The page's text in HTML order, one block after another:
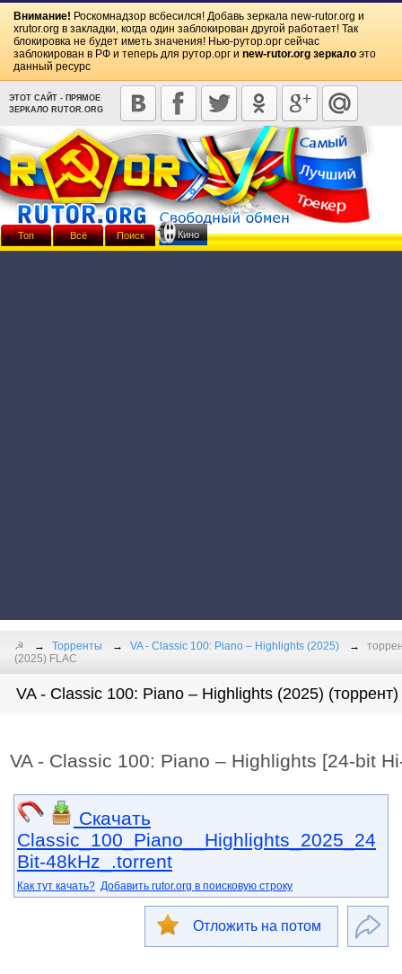
Внимание! Роскомнадзор всбесился! Добавь зеркала new-rutor.org и
xrutor.org в закладки, когда один заблокирован другой работает! Так
блокировка не будет иметь значения! Нью-рутор.орг сейчас
заблокирован в РФ и теперь для рутор.орг и new-rutor.org зеркало это
данный ресурс
ЭТОТ САЙТ - ПРЯМОЕ
ЗЕРКАЛО RUTOR.ORG
☭ Торренты VA - Classic 100: Piano – Highlights (2025)
(2025) FLAC
VA - Classic 100: Piano – Highlights (2025) (торрент)
VA - Classic 100: Piano – Highlights [24-bit
Скачать
Classic_100_Piano__Highlights_2025_24
Bit-48kHz_.torrent
Как тут качать? Добавить rutor.org в поисковую строку
Отложить на потом